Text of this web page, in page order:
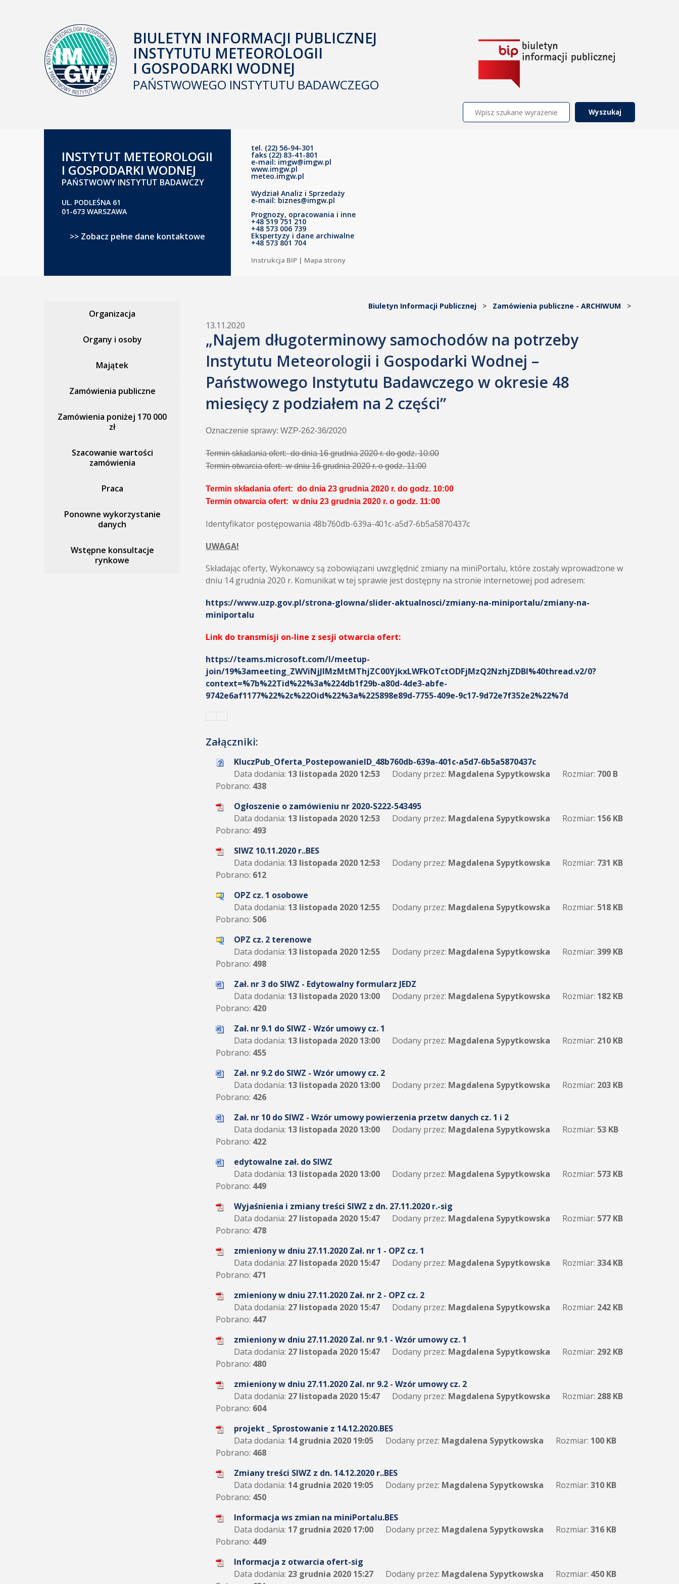
BIULETYN INFORMACJI PUBLICZNEJ
INSTYTUTU METEOROLOGII
I GOSPODARKI WODNEJ
PAŃSTWOWEGO INSTYTUTU BADAWCZEGO
Szukaj:
INSTYTUT METEOROLOGII
I GOSPODARKI WODNEJ
PAŃSTWOWY INSTYTUT BADAWCZY
UL. PODLEŚNA 61
01-673 WARSZAWA
>> Zobacz pełne dane kontaktowe
tel. (22) 56-94-301
faks (22) 83-41-801
e-mail: imgw@imgw.pl
www.imgw.pl
meteo.imgw.pl
Wydział Analiz i Sprzedaży
e-mail: biznes@imgw.pl
Prognozy, opracowania i inne
+48 519 751 210
+48 573 006 739
Ekspertyzy i dane archiwalne
+48 573 801 704
Instrukcja BIP | Mapa strony
Organizacja
Organy i osoby
Majątek
Zamówienia publiczne
Zamówienia poniżej 170 000
zł
Szacowanie wartości
zamówienia
Praca
Ponowne wykorzystanie
danych
Wstępne konsultacje
rynkowe
Biuletyn Informacji Publicznej > Zamówienia publiczne - ARCHIWUM >
13.11.2020
„Najem długoterminowy samochodów na potrzeby
Instytutu Meteorologii i Gospodarki Wodnej –
Państwowego Instytutu Badawczego w okresie 48
miesięcy z podziałem na 2 części”
Oznaczenie sprawy: WZP-262-36/2020
Termin składania ofert: do dnia 16 grudnia 2020 r. do godz. 10:00
Termin otwarcia ofert: w dniu 16 grudnia 2020 r. o godz. 11:00
Termin składania ofert: do dnia 23 grudnia 2020 r. do godz. 10:00
Termin otwarcia ofert: w dniu 23 grudnia 2020 r. o godz. 11:00
Identyfikator postępowania 48b760db-639a-401c-a5d7-6b5a5870437c
UWAGA!
Składając oferty, Wykonawcy są zobowiązani uwzględnić zmiany na miniPortalu, które zostały wprowadzone w
dniu 14 grudnia 2020 r. Komunikat w tej sprawie jest dostępny na stronie internetowej pod adresem:
https://www.uzp.gov.pl/strona-glowna/slider-aktualnosci/zmiany-na-miniportalu/zmiany-na-
miniportalu
Link do transmisji on-line z sesji otwarcia ofert:
https://teams.microsoft.com/l/meetup-
join/19%3ameeting_ZWViNjJlMzMtMThjZC00YjkxLWFkOTctODFjMzQ2NzhjZDBl%40thread.v2/0?
context=%7b%22Tid%22%3a%224db1f29b-a80d-4de3-abfe-
9742e6af1177%22%2c%22Oid%22%3a%225898e89d-7755-409e-9c17-9d72e7f352e2%22%7d
Załączniki:
KluczPub_Oferta_PostepowanieID_48b760db-639a-401c-a5d7-6b5a5870437c
Data dodania: 13 listopada 2020 12:53 Dodany przez: Magdalena Sypytkowska Rozmiar: 700 B
Pobrano: 438
Ogłoszenie o zamówieniu nr 2020-S222-543495
Data dodania: 13 listopada 2020 12:53 Dodany przez: Magdalena Sypytkowska Rozmiar: 156 KB
Pobrano: 493
SIWZ 10.11.2020 r..BES
Data dodania: 13 listopada 2020 12:53 Dodany przez: Magdalena Sypytkowska Rozmiar: 731 KB
Pobrano: 612
OPZ cz. 1 osobowe
Data dodania: 13 listopada 2020 12:55 Dodany przez: Magdalena Sypytkowska Rozmiar: 518 KB
Pobrano: 506
OPZ cz. 2 terenowe
Data dodania: 13 listopada 2020 12:55 Dodany przez: Magdalena Sypytkowska Rozmiar: 399 KB
Pobrano: 498
Zał. nr 3 do SIWZ - Edytowalny formularz JEDZ
Data dodania: 13 listopada 2020 13:00 Dodany przez: Magdalena Sypytkowska Rozmiar: 182 KB
Pobrano: 420
Zał. nr 9.1 do SIWZ - Wzór umowy cz. 1
Data dodania: 13 listopada 2020 13:00 Dodany przez: Magdalena Sypytkowska Rozmiar: 210 KB
Pobrano: 455
Zał. nr 9.2 do SIWZ - Wzór umowy cz. 2
Data dodania: 13 listopada 2020 13:00 Dodany przez: Magdalena Sypytkowska Rozmiar: 203 KB
Pobrano: 426
Zał. nr 10 do SIWZ - Wzór umowy powierzenia przetw danych cz. 1 i 2
Data dodania: 13 listopada 2020 13:00 Dodany przez: Magdalena Sypytkowska Rozmiar: 53 KB
Pobrano: 422
edytowalne zał. do SIWZ
Data dodania: 13 listopada 2020 13:00 Dodany przez: Magdalena Sypytkowska Rozmiar: 573 KB
Pobrano: 449
Wyjaśnienia i zmiany treści SIWZ z dn. 27.11.2020 r.-sig
Data dodania: 27 listopada 2020 15:47 Dodany przez: Magdalena Sypytkowska Rozmiar: 577 KB
Pobrano: 478
zmieniony w dniu 27.11.2020 Zał. nr 1 - OPZ cz. 1
Data dodania: 27 listopada 2020 15:47 Dodany przez: Magdalena Sypytkowska Rozmiar: 334 KB
Pobrano: 471
zmieniony w dniu 27.11.2020 Zał. nr 2 - OPZ cz. 2
Data dodania: 27 listopada 2020 15:47 Dodany przez: Magdalena Sypytkowska Rozmiar: 242 KB
Pobrano: 447
zmieniony w dniu 27.11.2020 Zal. nr 9.1 - Wzór umowy cz. 1
Data dodania: 27 listopada 2020 15:47 Dodany przez: Magdalena Sypytkowska Rozmiar: 292 KB
Pobrano: 480
zmieniony w dniu 27.11.2020 Zal. nr 9.2 - Wzór umowy cz. 2
Data dodania: 27 listopada 2020 15:47 Dodany przez: Magdalena Sypytkowska Rozmiar: 288 KB
Pobrano: 604
projekt _ Sprostowanie z 14.12.2020.BES
Data dodania: 14 grudnia 2020 19:05 Dodany przez: Magdalena Sypytkowska Rozmiar: 100 KB
Pobrano: 468
Zmiany treści SIWZ z dn. 14.12.2020 r..BES
Data dodania: 14 grudnia 2020 19:05 Dodany przez: Magdalena Sypytkowska Rozmiar: 310 KB
Pobrano: 450
Informacja ws zmian na miniPortalu.BES
Data dodania: 17 grudnia 2020 17:00 Dodany przez: Magdalena Sypytkowska Rozmiar: 316 KB
Pobrano: 449
Informacja z otwarcia ofert-sig
Data dodania: 23 grudnia 2020 15:27 Dodany przez: Magdalena Sypytkowska Rozmiar: 450 KB